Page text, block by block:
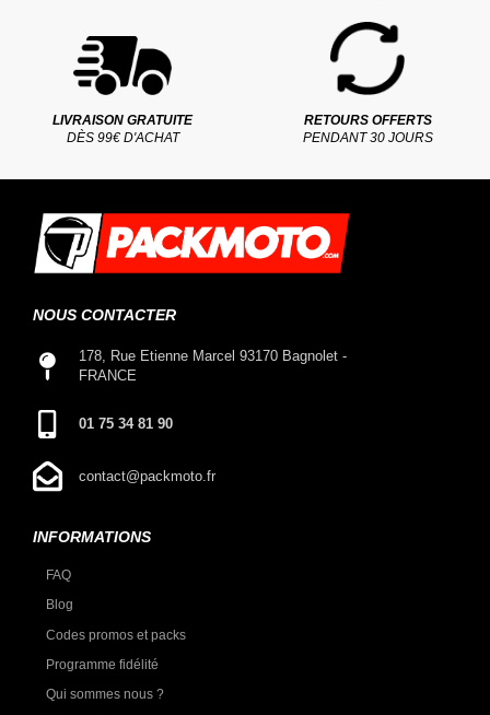
LIVRAISON GRATUITE
DÈS 99€ D'ACHAT
RETOURS OFFERTS
PENDANT 30 JOURS
NOUS CONTACTER
178, Rue Etienne Marcel 93170 Bagnolet -
FRANCE
01 75 34 81 90
contact@packmoto.fr
INFORMATIONS
FAQ
Blog
Codes promos et packs
Programme fidélité
Qui sommes nous ?